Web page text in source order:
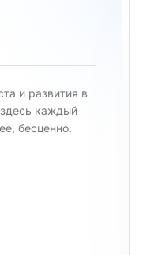
и развития в
здесь каждый
бесценно.